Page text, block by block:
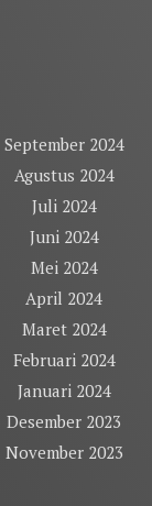
September 2024
Agustus 2024
Juli 2024
Juni 2024
Mei 2024
April 2024
Maret 2024
Februari 2024
Januari 2024
Desember 2023
November 2023